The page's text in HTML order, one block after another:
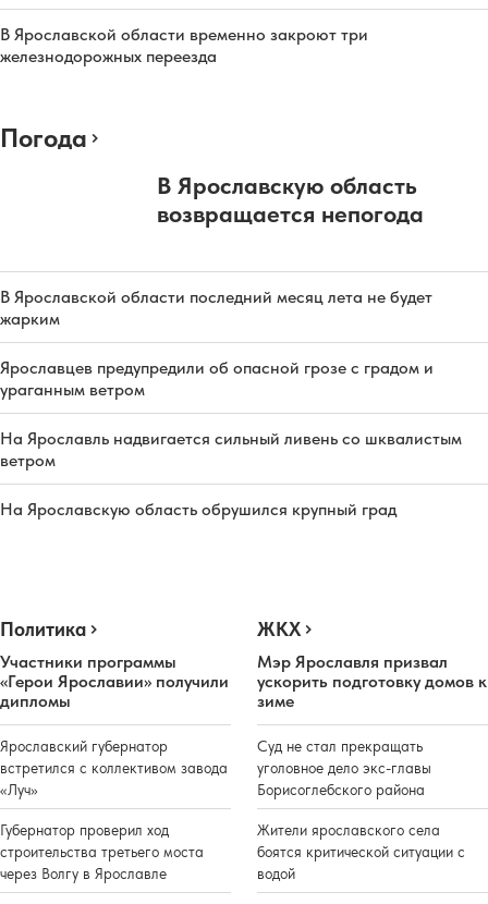
В Ярославской области временно закроют три
железнодорожных переезда
Погода
В Ярославскую область
возвращается непогода
В Ярославской области последний месяц лета не будет
жарким
Ярославцев предупредили об опасной грозе с градом и
ураганным ветром
На Ярославль надвигается сильный ливень со шквалистым
ветром
На Ярославскую область обрушился крупный град
Политика
Участники программы
«Герои Ярославии» получили
дипломы
Ярославский губернатор
встретился с коллективом завода
«Луч»
Губернатор проверил ход
строительства третьего моста
через Волгу в Ярославле
ЖКХ
Мэр Ярославля призвал
ускорить подготовку домов к
зиме
Суд не стал прекращать
уголовное дело экс-главы
Борисоглебского района
Жители ярославского села
боятся критической ситуации с
водой